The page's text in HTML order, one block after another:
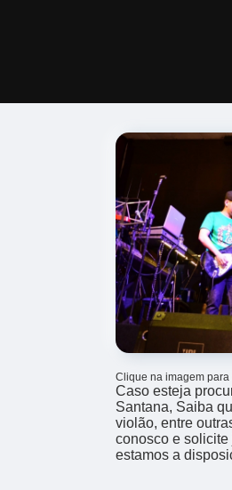
Clique na imagem
Caso esteja
Santana, Saiba
violão, entre
conosco e
estamos a